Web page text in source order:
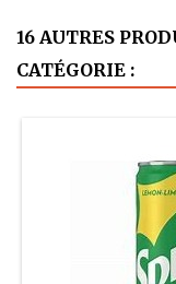
16 AUTRES
CATÉGORIE :